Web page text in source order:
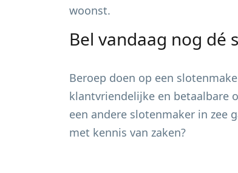
woonst.
Bel vandaag nog dé
Beroep doen op een
klantvriendelijke en betaalbare
een andere slotenmaker in zee
met kennis van zaken?